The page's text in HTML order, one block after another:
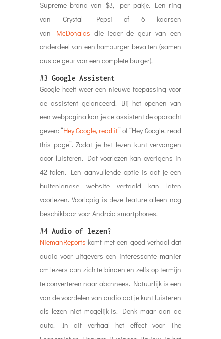
Supreme brand van $8,- per pakje. Een ring
van Crystal Pepsi of 6 kaarsen
van McDonalds die ieder de geur van een
onderdeel van een hamburger bevatten (samen
dus de geur van een complete burger).
#3 Google Assistent
Google heeft weer een nieuwe toepassing voor
de assistent gelanceerd. Bij het openen van
een webpagina kan je de assistent de opdracht
geven: “Hey Google, read it” of “Hey Google, read
this page”. Zodat je het lezen kunt vervangen
door luisteren. Dat voorlezen kan overigens in
42 talen. Een aanvullende optie is dat je een
buitenlandse website vertaald kan laten
voorlezen. Voorlopig is deze feature alleen nog
beschikbaar voor Android smartphones.
#4 Audio of lezen?
NiemanReports komt met een goed verhaal dat
audio voor uitgevers een interessante manier
om lezers aan zich te binden en zelfs op termijn
te converteren naar abonnees. Natuurlijk is een
van de voordelen van audio dat je kunt luisteren
als lezen niet mogelijk is. Denk maar aan de
auto. In dit verhaal het effect voor The